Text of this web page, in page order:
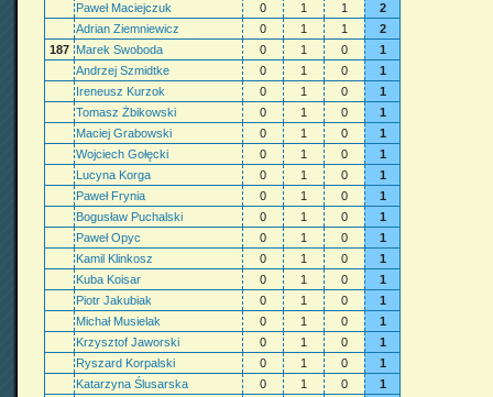
Paweł Maciejczuk
0 1 1
2
Adrian Ziemniewicz
0 1 1
2
187 Marek Swoboda 0 1 0
1
Andrzej Szmidtke
0 1 0
1
Ireneusz Kurzok
0 1 0
1
Tomasz Żbikowski
0 1 0
1
Maciej Grabowski
0 1 0
1
Wojciech Gołęcki
0 1 0
1
Lucyna Korga
0 1 0
1
Paweł Frynia
0 1 0
1
Bogusław Puchalski
0 1 0
1
Paweł Opyc
0 1 0
1
Kamil Klinkosz
0 1 0
1
Kuba Koisar
0 1 0
1
Piotr Jakubiak
0 1 0
1
Michał Musielak
0 1 0
1
Krzysztof Jaworski
0 1 0
1
Ryszard Korpalski
0 1 0
1
Katarzyna Ślusarska
0 1 0
1